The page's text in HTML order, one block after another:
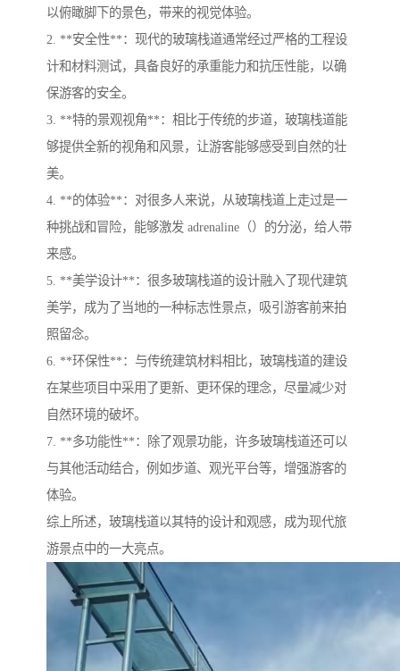
以俯瞰脚下的景色，带来的视觉体验。
2. **安全性**：现代的玻璃栈道通常经过严格的工程设
计和材料测试，具备良好的承重能力和抗压性能，以确
保游客的安全。
3. **特的景观视角**：相比于传统的步道，玻璃栈道能
够提供全新的视角和风景，让游客能够感受到自然的壮
美。
4. **的体验**：对很多人来说，从玻璃栈道上走过是一
种挑战和冒险，能够激发 adrenaline（）的分泌，给人带
来感。
5. **美学设计**：很多玻璃栈道的设计融入了现代建筑
美学，成为了当地的一种标志性景点，吸引游客前来拍
照留念。
6. **环保性**：与传统建筑材料相比，玻璃栈道的建设
在某些项目中采用了更新、更环保的理念，尽量减少对
自然环境的破坏。
7. **多功能性**：除了观景功能，许多玻璃栈道还可以
与其他活动结合，例如步道、观光平台等，增强游客的
体验。
综上所述，玻璃栈道以其特的设计和观感，成为现代旅
游景点中的一大亮点。